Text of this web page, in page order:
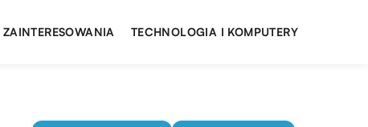
TECHNOLOGIA I KOMPUTERY